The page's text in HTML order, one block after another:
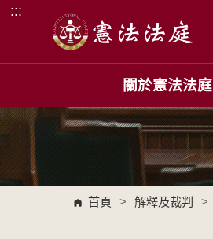
跳到主要內容區塊
:::
關於憲法法庭
首頁 > 解釋及裁判 >